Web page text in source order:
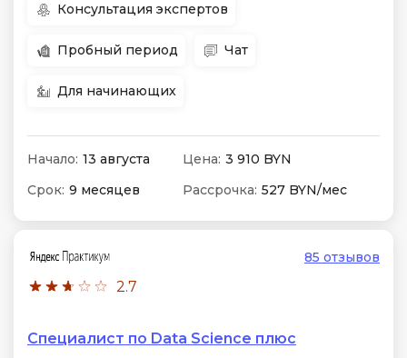
Консультация экспертов
Пробный период Чат
Для начинающих
Начало: 13 августа Цена: 3 910 BYN
Срок: 9 месяцев Рассрочка: 527 BYN/мес
2.7
85 отзывов
Специалист по Data Science плюс